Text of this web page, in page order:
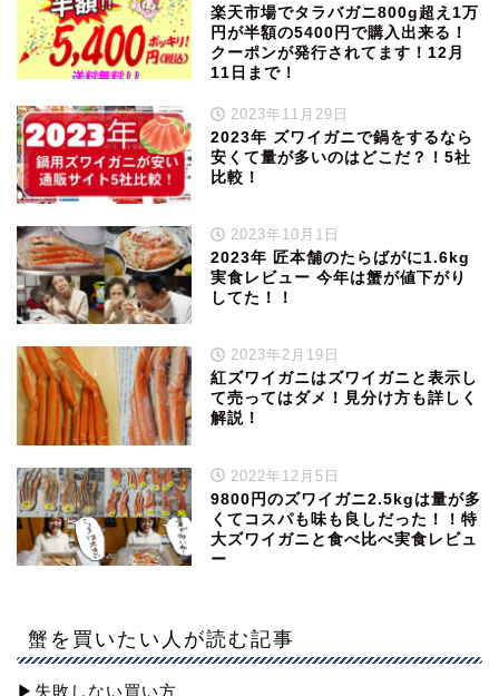
楽天市場でタラバガニ800g超え1万
円が半額の5400円で購入出来る！
クーポンが発行されてます！12月
11日まで！
2023年11月29日
2023年 ズワイガニで鍋をするなら
安くて量が多いのはどこだ？！5社
比較！
2023年10月1日
2023年 匠本舗のたらばがに1.6kg
実食レビュー 今年は蟹が値下がり
してた！！
2023年2月19日
紅ズワイガニはズワイガニと表示し
て売ってはダメ！見分け方も詳しく
解説！
2022年12月5日
9800円のズワイガニ2.5kgは量が多
くてコスパも味も良しだった！！特
大ズワイガニと食べ比べ実食レビュ
ー
蟹を買いたい人が読む記事
▶︎失敗しない買い方